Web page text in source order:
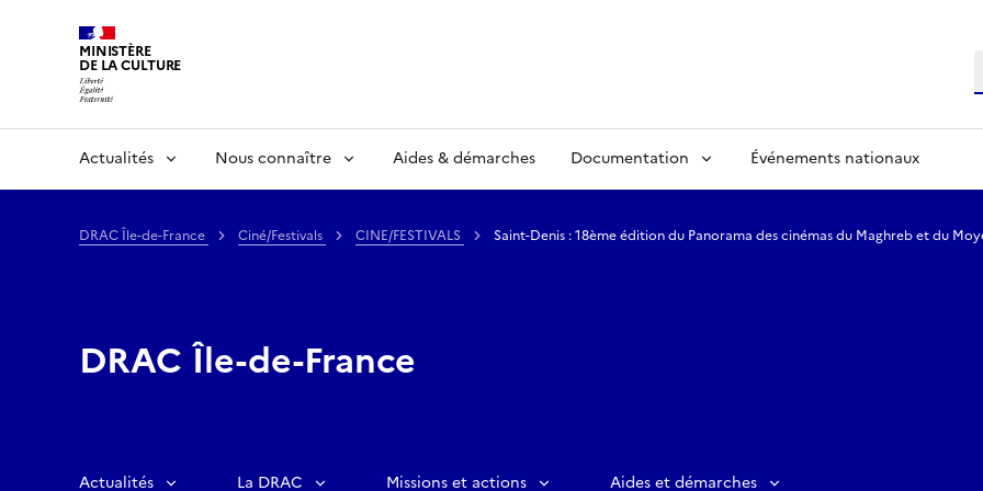
MINISTÈRE
DE LA CULTURE
Actualités Nous connaître Aides & démarches Documentation Événements nationaux
DRAC Île-de-France Ciné/Festivals CINE/FESTIVALS Saint-Denis : 18ème édition du Panorama des cinémas du Maghreb et du
DRAC Île-de-France
Actualités La DRAC Missions et actions Aides et démarches